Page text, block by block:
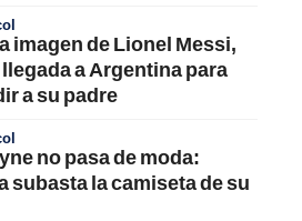
imagen de Lionel Messi,
a Argentina para
a su padre
no pasa de moda:
subasta la camiseta de su